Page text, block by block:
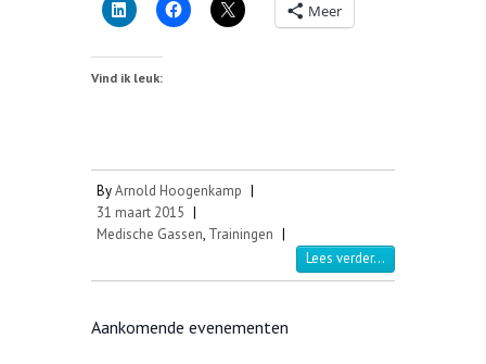
Meer
Vind ik leuk:
ByArnold Hoogenkamp |
31 maart 2015 |
Medische Gassen, Trainingen |
Lees verder...
Aankomende evenementen